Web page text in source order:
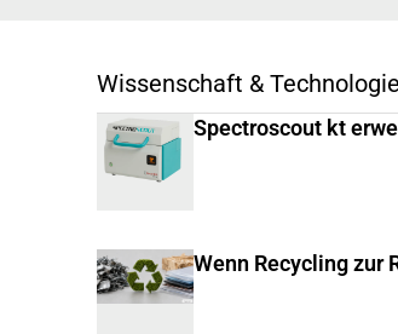
Wissenschaft & Technologie
Spectroscout kt
Wenn Recycling zur